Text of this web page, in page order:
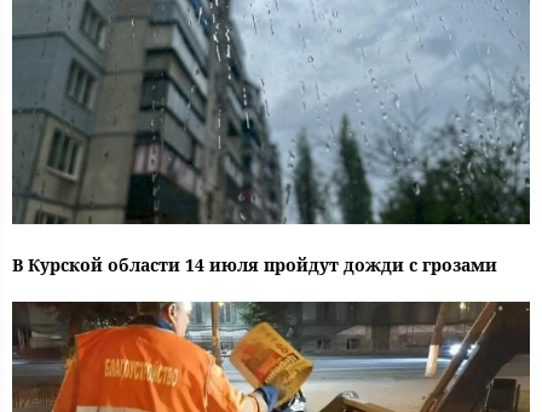
В Курской области 14 июля пройдут дожди с грозами